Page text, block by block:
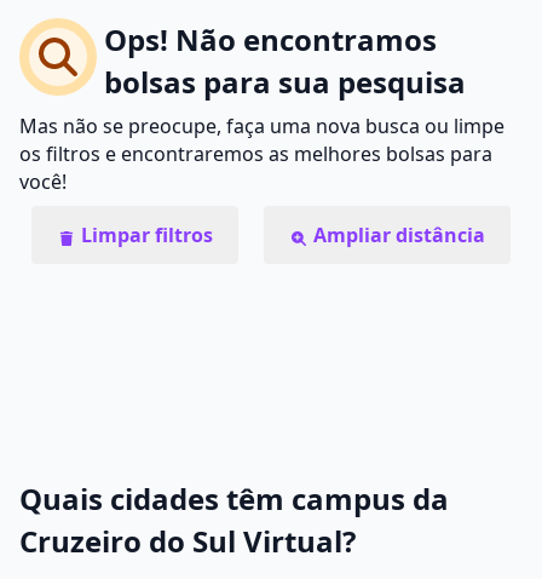
Ops! Não encontramos
bolsas para sua pesquisa
Mas não se preocupe, faça uma nova busca ou limpe
os filtros e encontraremos as melhores bolsas para
você!
Limpar filtros
Ampliar distância
Quais cidades têm campus da
Cruzeiro do Sul Virtual?